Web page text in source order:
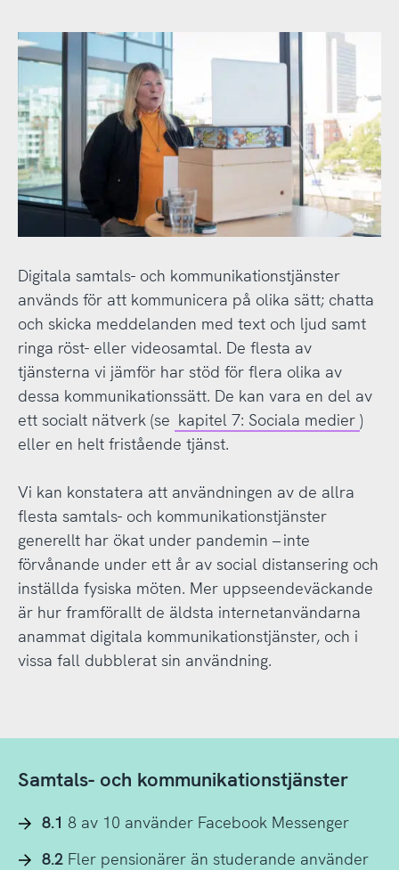
Digitala samtals- och kommunikationstjänster
används för att kommunicera på olika sätt; chatta
och skicka meddelanden med text och ljud samt
ringa röst- eller videosamtal. De flesta av
tjänsterna vi jämför har stöd för flera olika av
dessa kommunikationssätt. De kan vara en del av
ett socialt nätverk (se kapitel 7: Sociala medier )
eller en helt fristående tjänst.
Vi kan konstatera att användningen av de allra
flesta samtals- och kommunikationstjänster
generellt har ökat under pandemin – inte
förvånande under ett år av social distansering och
inställda fysiska möten. Mer uppseendeväckande
är hur framförallt de äldsta internetanvändarna
anammat digitala kommunikationstjänster, och i
vissa fall dubblerat sin användning.
Samtals- och kommunikationstjänster
8.1 8 av 10 använder Facebook Messenger
8.2Fler pensionärer än studerande använder